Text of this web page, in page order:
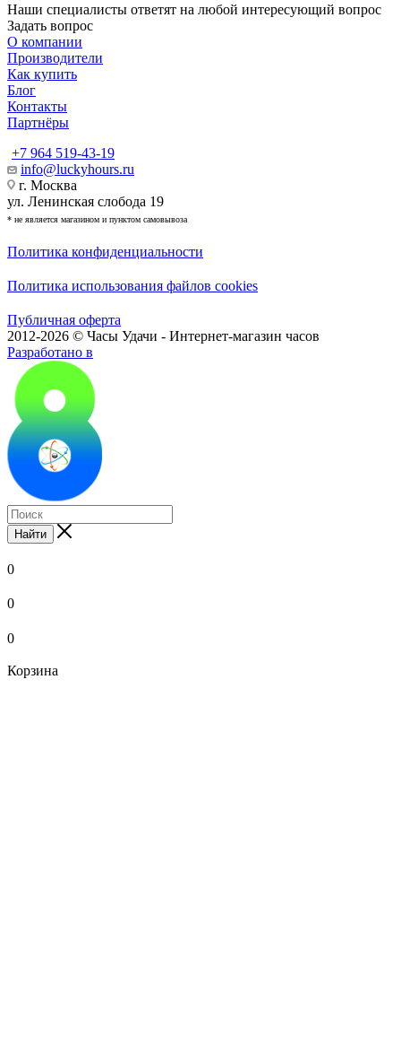
Наши специалисты ответят на любой интересующий вопрос
Задать вопрос
О компании
Производители
Как купить
Блог
Контакты
Партнёры
+7 964 519-43-19
info@luckyhours.ru
г. Москва
ул. Ленинская слобода 19
* не является магазином и пунктом самовывоза
Политика конфиденциальности
Политика использования файлов cookies
Публичная оферта
2012-2026 © Часы Удачи - Интернет-магазин часов
Разработано в
Найти
0
0
0
Корзина